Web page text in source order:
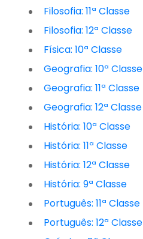
Filosofia: 11ª Classe
Filosofia: 12ª Classe
Física: 10ª Classe
Geografia: 10ª Classe
Geografia: 11ª Classe
Geografia: 12ª Classe
História: 10ª Classe
História: 11ª Classe
História: 12ª Classe
História: 9ª Classe
Português: 11ª Classe
Português: 12ª Classe